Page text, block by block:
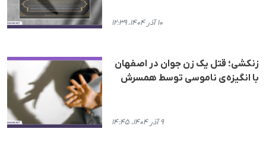
۱۰ آذر ۱۴۰۴، ۱۲:۳۹
زنکشی؛ قتل یک زن جوان در اصفهان
با انگیزه‌ی ناموسی توسط همسرش
۹ آذر ۱۴۰۴، ۱۴:۴۵